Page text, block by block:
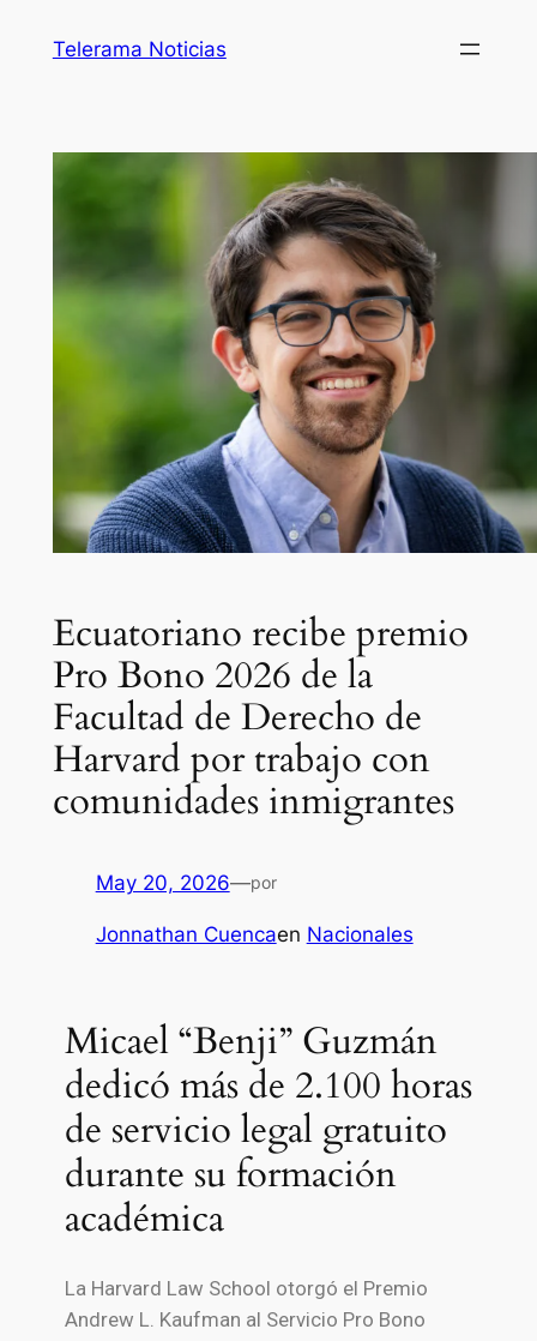
Telerama Noticias
Ecuatoriano recibe premio
Pro Bono 2026 de la
Facultad de Derecho de
Harvard por trabajo con
comunidades inmigrantes
May 20, 2026—por
Jonnathan Cuencaen Nacionales
Micael “Benji” Guzmán
dedicó más de 2.100 horas
de servicio legal gratuito
durante su formación
académica
La Harvard Law School otorgó el Premio
Andrew L. Kaufman al Servicio Pro Bono